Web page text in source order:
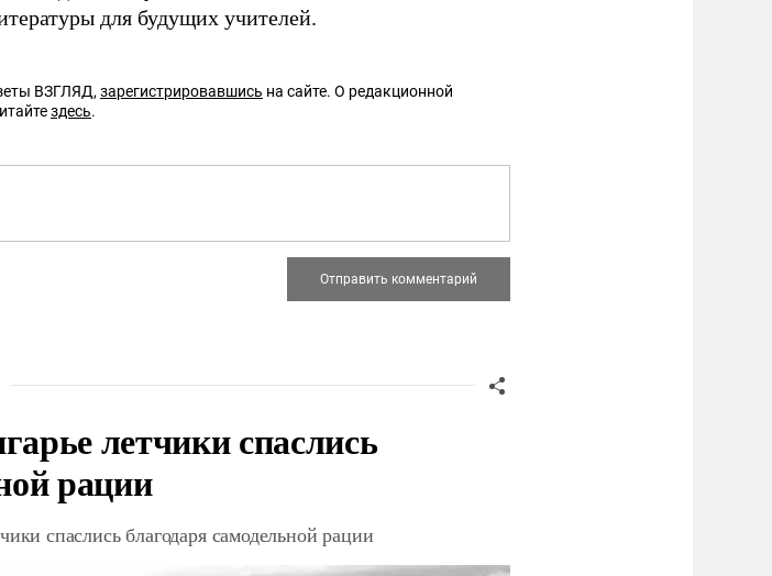
для будущих учителей.
ВЗГЛЯД, зарегистрировавшись на сайте. О редакционной
здесь.
летчики спаслись
рации
спаслись благодаря самодельной рации